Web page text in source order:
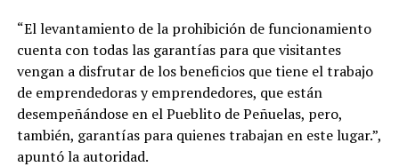
“El levantamiento de la prohibición de funcionamiento
cuenta con todas las garantías para que visitantes
vengan a disfrutar de los beneficios que tiene el trabajo
de emprendedoras y emprendedores, que están
desempeñándose en el Pueblito de Peñuelas, pero,
también, garantías para quienes trabajan en este lugar.”,
apuntó la autoridad.